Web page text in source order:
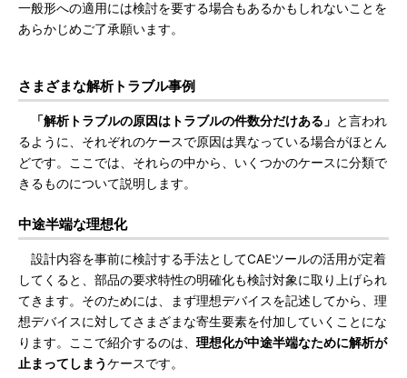
一般形への適用には検討を要する場合もあるかもしれないことを
あらかじめご了承願います。
さまざまな解析トラブル事例
「解析トラブルの原因はトラブルの件数分だけある」 と言われ
るように、それぞれのケースで原因は異なっている場合がほとん
どです。ここでは、それらの中から、いくつかのケースに分類で
きるものについて説明します。
中途半端な理想化
設計内容を事前に検討する手法としてCAEツールの活用が定着
してくると、部品の要求特性の明確化も検討対象に取り上げられ
てきます。そのためには、まず理想デバイスを記述してから、理
想デバイスに対してさまざまな寄生要素を付加していくことにな
ります。ここで紹介するのは、 理想化が中途半端なために解析が
止まってしまうケースです。